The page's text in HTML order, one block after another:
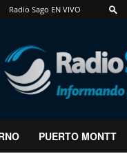
Radio Sago EN VIVO
RadioSago
PUERTO MONTT